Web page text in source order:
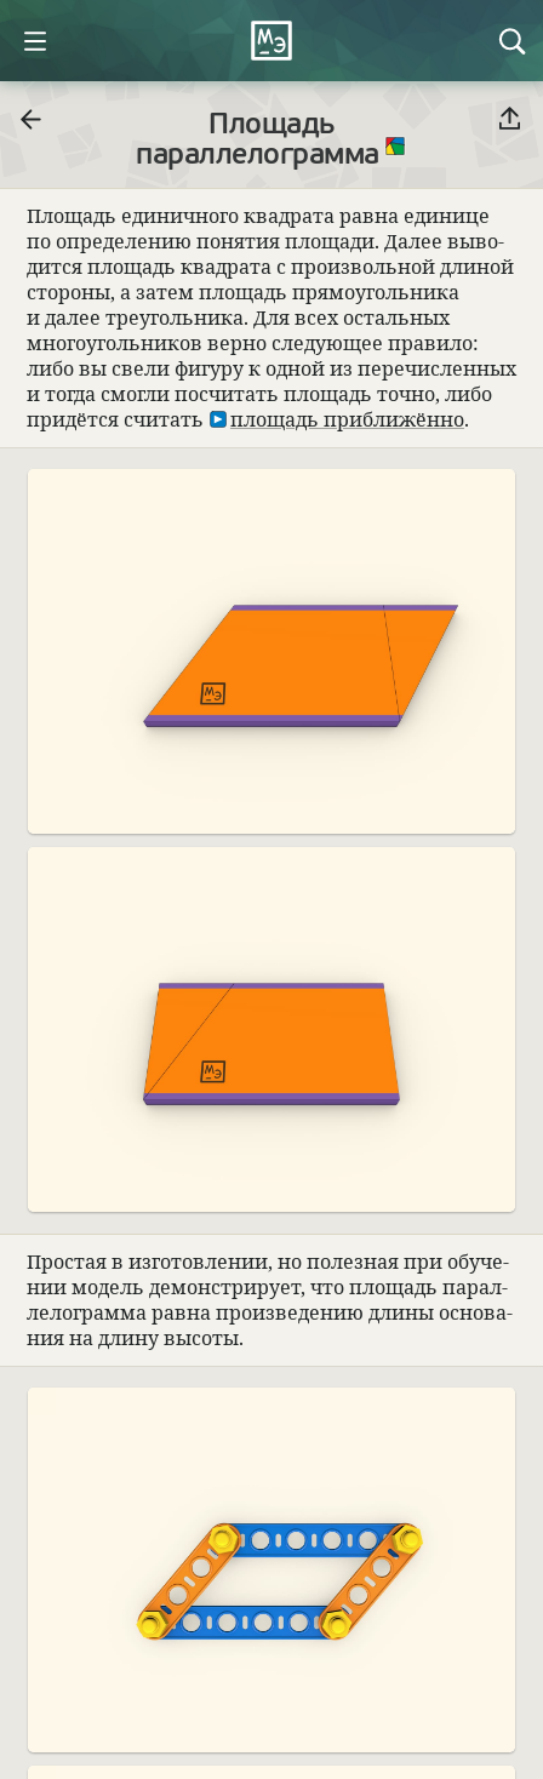
Площадь
параллелограмма
Площадь еди­нич­ного квад­рата равна еди­нице
по опре­де­ле­нию поня­тия площади. Далее выво­
дится площадь квад­рата с про­из­воль­ной дли­ной
сто­роны, а затем площадь прямо­уголь­ника
и далее тре­уголь­ника. Для всех осталь­ных
много­уголь­ни­ков верно сле­дующее пра­вило:
либо вы свели фигуру к одной из пере­чис­лен­ных
и тогда смогли посчи­тать площадь точно, либо
при­дётся счи­тать
площадь при­ближённо.
Про­стая в изго­тов­ле­нии, но полез­ная при обу­че­
нии модель демон­стри­рует, что площадь парал­
ле­лограмма равна про­из­ве­де­нию длины осно­ва­
ния на длину высоты.